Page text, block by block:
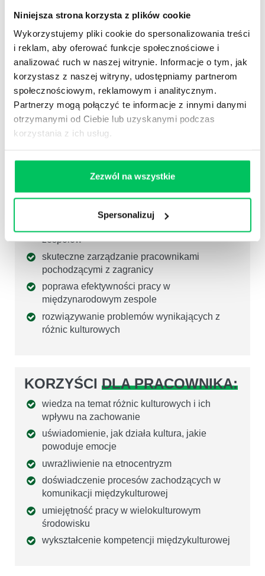
Niniejsza strona korzysta z plików cookie
Wykorzystujemy pliki cookie do spersonalizowania treści
i reklam, aby oferować funkcje społecznościowe i
analizować ruch w naszej witrynie. Informacje o tym, jak
korzystasz z naszej witryny, udostępniamy partnerom
społecznościowym, reklamowym i analitycznym.
Partnerzy mogą połączyć te informacje z innymi danymi
otrzymanymi od Ciebie lub uzyskanymi podczas
korzystania z ich usług.
Zezwól na wszystkie
Spersonalizuj
4
Zgodnie z badaniami przeprowadzonymi przez
amerykańskie centrum Center for American
Progress, koszt zastąpienia pracowników
wynosi
około 16% ich rocznego
wynagrodzenia.
W przypadku menadżera
zwiększa się do 100%.
kontrahentami
rozwój biznesu za granicą
pozyskiwanie wykwalifikowanych pracowników
zespołów
skuteczne zarządzanie pracownikami
pochodzącymi z zagranicy
poprawa efektywności pracy w
międzynarodowym zespole
rozwiązywanie problemów wynikających z
różnic kulturowych
KORZYŚCI DLA PRACOWNIKA:
wiedza na temat różnic kulturowych i ich
wpływu na zachowanie
uświadomienie, jak działa kultura, jakie
powoduje emocje
uwrażliwienie na etnocentryzm
doświadczenie procesów zachodzących w
komunikacji międzykulturowej
umiejętność pracy w wielokulturowym
środowisku
wykształcenie kompetencji międzykulturowej